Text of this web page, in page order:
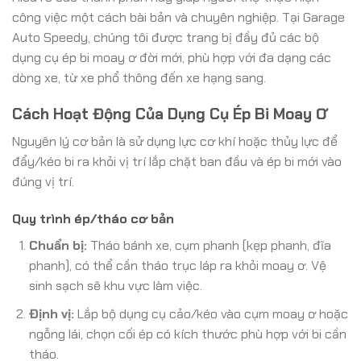
công việc một cách bài bản và chuyên nghiệp. Tại Garage
Auto Speedy, chúng tôi được trang bị đầy đủ các bộ
dụng cụ ép bi moay ơ đời mới, phù hợp với đa dạng các
dòng xe, từ xe phổ thông đến xe hạng sang.
Cách Hoạt Động Của Dụng Cụ Ép Bi Moay Ơ
Nguyên lý cơ bản là sử dụng lực cơ khí hoặc thủy lực để
đẩy/kéo bi ra khỏi vị trí lắp chặt ban đầu và ép bi mới vào
đúng vị trí.
Quy trình ép/tháo cơ bản
Chuẩn bị: Tháo bánh xe, cụm phanh (kẹp phanh, đĩa
phanh), có thể cần tháo trục láp ra khỏi moay ơ. Vệ
sinh sạch sẽ khu vực làm việc.
Định vị: Lắp bộ dụng cụ cảo/kéo vào cụm moay ơ hoặc
ngỗng lái, chọn cối ép có kích thước phù hợp với bi cần
tháo.